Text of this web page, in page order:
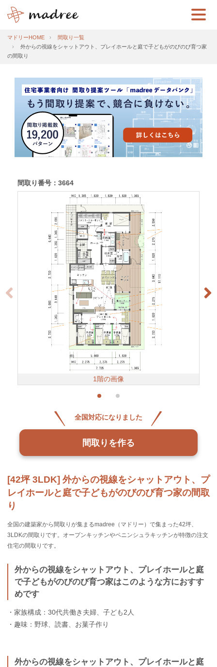
マドリーHOME
間取り一覧
外からの視線をシャットアウト、プレイホールと庭で子どもがのびのび育つ家
の間取り
[42坪 3LDK] 外からの視線をシャットアウト、プ
レイホールと庭で子どもがのびのび育つ家の間取
り
全国の建築家から間取りが集まるmadree（マドリー）で集まった42坪、
3LDKの間取りです。オープンキッチンやペニンシュラキッチンが特徴の注文
住宅の間取りです。
外からの視線をシャットアウト、プレイホールと庭
で子どもがのびのび育つ家はこのような方におすす
めです
・家族構成：30代共働き夫婦、子ども2人
・趣味：野球、読書、お菓子作り
外からの視線をシャットアウト、プレイホールと庭
間取り番号：3664
1階の画像
全国対応になりました
間取りを作る